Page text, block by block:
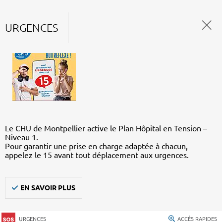
URGENCES
Le CHU de Montpellier active le Plan Hôpital en Tension –
Niveau 1.
Pour garantir une prise en charge adaptée à chacun,
appelez le 15 avant tout déplacement aux urgences.
EN SAVOIR PLUS
URGENCES ACCÈS RAPIDES